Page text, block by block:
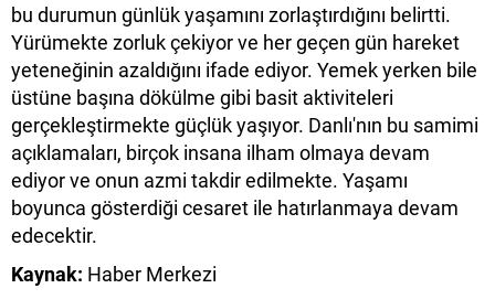
bu durumun günlük yaşamını zorlaştırdığını belirtti.
Yürümekte zorluk çekiyor ve her geçen gün hareket
yeteneğinin azaldığını ifade ediyor. Yemek yerken bile
üstüne başına dökülme gibi basit aktiviteleri
gerçekleştirmekte güçlük yaşıyor. Danlı'nın bu samimi
açıklamaları, birçok insana ilham olmaya devam
ediyor ve onun azmi takdir edilmekte. Yaşamı
boyunca gösterdiği cesaret ile hatırlanmaya devam
edecektir.
Kaynak: Haber Merkezi